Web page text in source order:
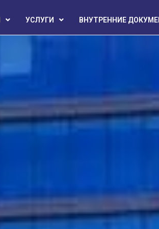
УСЛУГИ ВНУТРЕННИЕ